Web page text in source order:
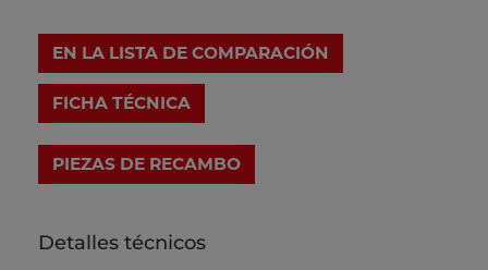
EN LA LISTA DE COMPARACIÓN
FICHA TÉCNICA
Detalles técnicos